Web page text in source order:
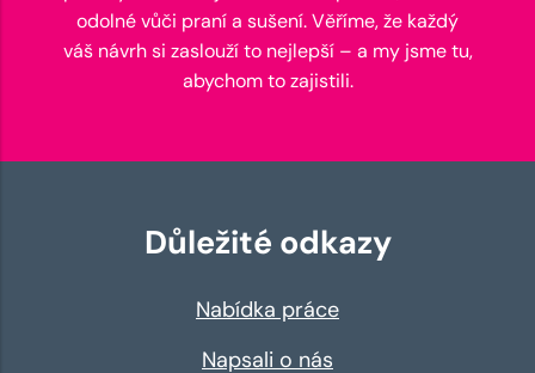
odolné vůči praní a sušení. Věříme, že každý
váš návrh si zaslouží to nejlepší – a my jsme tu,
abychom to zajistili.
Důležité odkazy
Nabídka práce
Napsali o nás